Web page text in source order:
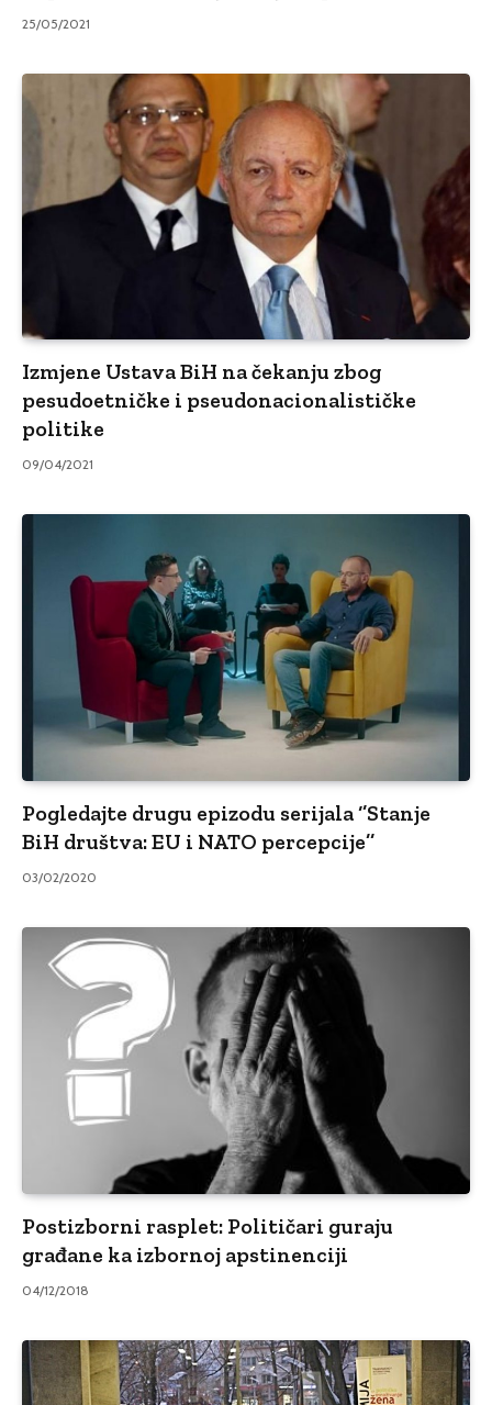
25/05/2021
Izmjene Ustava BiH na čekanju zbog
pesudoetničke i pseudonacionalističke
politike
09/04/2021
Pogledajte drugu epizodu serijala ‘’Stanje
BiH društva: EU i NATO percepcije’’
03/02/2020
Postizborni rasplet: Političari guraju
građane ka izbornoj apstinenciji
04/12/2018